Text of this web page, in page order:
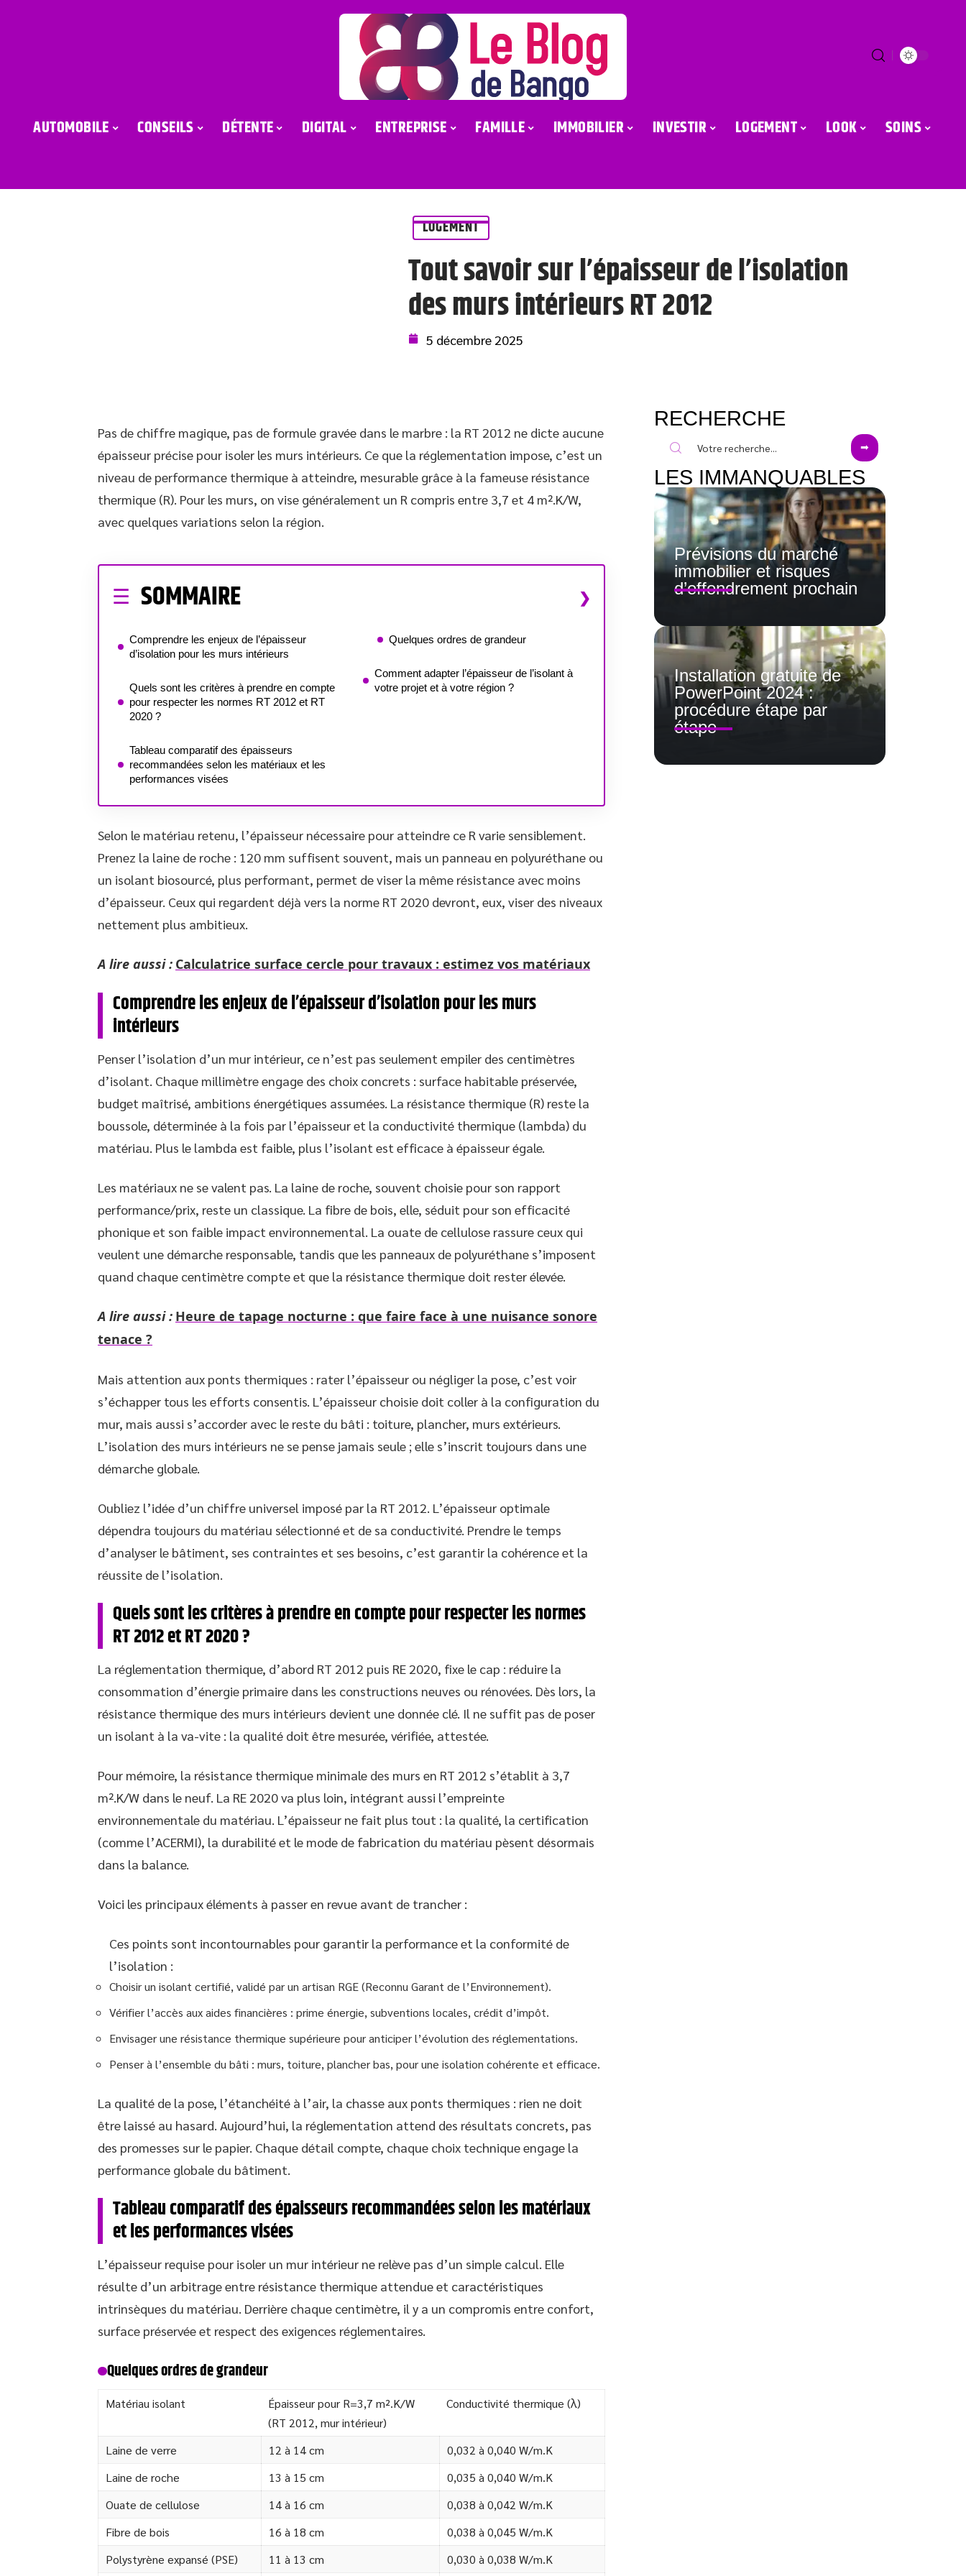
AUTOMOBILE CONSEILS DÉTENTE DIGITAL ENTREPRISE FAMILLE IMMOBILIER INVESTIR LOGEMENT LOOK SOINS
LOGEMENT
Tout savoir sur l’épaisseur de l’isolation
des murs intérieurs RT 2012
5 décembre 2025
Pas de chiffre magique, pas de formule gravée dans le marbre : la RT 2012 ne dicte aucune
épaisseur précise pour isoler les murs intérieurs. Ce que la réglementation impose, c’est un
niveau de performance thermique à atteindre, mesurable grâce à la fameuse résistance
thermique (R). Pour les murs, on vise généralement un R compris entre 3,7 et 4 m².K/W,
avec quelques variations selon la région.
SOMMAIRE
Comprendre les enjeux de l’épaisseur
d’isolation pour les murs intérieurs
Quels sont les critères à prendre en compte
pour respecter les normes RT 2012 et RT
2020 ?
Tableau comparatif des épaisseurs
recommandées selon les matériaux et les
performances visées
Quelques ordres de grandeur
Comment adapter l’épaisseur de l’isolant à
votre projet et à votre région ?
Selon le matériau retenu, l’épaisseur nécessaire pour atteindre ce R varie sensiblement.
Prenez la laine de roche : 120 mm suffisent souvent, mais un panneau en polyuréthane ou
un isolant biosourcé, plus performant, permet de viser la même résistance avec moins
d’épaisseur. Ceux qui regardent déjà vers la norme RT 2020 devront, eux, viser des niveaux
nettement plus ambitieux.
A lire aussi : Calculatrice surface cercle pour travaux : estimez vos matériaux
Comprendre les enjeux de l’épaisseur d’isolation pour les murs
intérieurs
Penser l’isolation d’un mur intérieur, ce n’est pas seulement empiler des centimètres
d’isolant. Chaque millimètre engage des choix concrets : surface habitable préservée,
budget maîtrisé, ambitions énergétiques assumées. La résistance thermique (R) reste la
boussole, déterminée à la fois par l’épaisseur et la conductivité thermique (lambda) du
matériau. Plus le lambda est faible, plus l’isolant est efficace à épaisseur égale.
Les matériaux ne se valent pas. La laine de roche, souvent choisie pour son rapport
performance/prix, reste un classique. La fibre de bois, elle, séduit pour son efficacité
phonique et son faible impact environnemental. La ouate de cellulose rassure ceux qui
veulent une démarche responsable, tandis que les panneaux de polyuréthane s’imposent
quand chaque centimètre compte et que la résistance thermique doit rester élevée.
A lire aussi : Heure de tapage nocturne : que faire face à une nuisance sonore
tenace ?
Mais attention aux ponts thermiques : rater l’épaisseur ou négliger la pose, c’est voir
s’échapper tous les efforts consentis. L’épaisseur choisie doit coller à la configuration du
mur, mais aussi s’accorder avec le reste du bâti : toiture, plancher, murs extérieurs.
L’isolation des murs intérieurs ne se pense jamais seule ; elle s’inscrit toujours dans une
démarche globale.
Oubliez l’idée d’un chiffre universel imposé par la RT 2012. L’épaisseur optimale
dépendra toujours du matériau sélectionné et de sa conductivité. Prendre le temps
d’analyser le bâtiment, ses contraintes et ses besoins, c’est garantir la cohérence et la
réussite de l’isolation.
Quels sont les critères à prendre en compte pour respecter les normes
RT 2012 et RT 2020 ?
La réglementation thermique, d’abord RT 2012 puis RE 2020, fixe le cap : réduire la
consommation d’énergie primaire dans les constructions neuves ou rénovées. Dès lors, la
résistance thermique des murs intérieurs devient une donnée clé. Il ne suffit pas de poser
un isolant à la va-vite : la qualité doit être mesurée, vérifiée, attestée.
Pour mémoire, la résistance thermique minimale des murs en RT 2012 s’établit à 3,7
m².K/W dans le neuf. La RE 2020 va plus loin, intégrant aussi l’empreinte
environnementale du matériau. L’épaisseur ne fait plus tout : la qualité, la certification
(comme l’ACERMI), la durabilité et le mode de fabrication du matériau pèsent désormais
dans la balance.
Voici les principaux éléments à passer en revue avant de trancher :
Ces points sont incontournables pour garantir la performance et la conformité de
l’isolation :
Choisir un isolant certifié, validé par un artisan RGE (Reconnu Garant de l’Environnement).
Vérifier l’accès aux aides financières : prime énergie, subventions locales, crédit d’impôt.
Envisager une résistance thermique supérieure pour anticiper l’évolution des réglementations.
Penser à l’ensemble du bâti : murs, toiture, plancher bas, pour une isolation cohérente et efficace.
La qualité de la pose, l’étanchéité à l’air, la chasse aux ponts thermiques : rien ne doit
être laissé au hasard. Aujourd’hui, la réglementation attend des résultats concrets, pas
des promesses sur le papier. Chaque détail compte, chaque choix technique engage la
performance globale du bâtiment.
Tableau comparatif des épaisseurs recommandées selon les matériaux
et les performances visées
L’épaisseur requise pour isoler un mur intérieur ne relève pas d’un simple calcul. Elle
résulte d’un arbitrage entre résistance thermique attendue et caractéristiques
intrinsèques du matériau. Derrière chaque centimètre, il y a un compromis entre confort,
surface préservée et respect des exigences réglementaires.
Quelques ordres de grandeur
Matériau isolant
Épaisseur pour R=3,7 m².K/W
(RT 2012, mur intérieur)
Conductivité thermique (λ)
Laine de verre 12 à 14 cm
0,032 à 0,040 W/m.K
Laine de roche
13 à 15 cm
0,035 à 0,040 W/m.K
Ouate de cellulose
14 à 16 cm
0,038 à 0,042 W/m.K
Fibre de bois
16 à 18 cm
0,038 à 0,045 W/m.K
Polystyrène expansé (PSE)
11 à 13 cm 0,030 à 0,038 W/m.K
RECHERCHE
LES IMMANQUABLES
Prévisions du marché
immobilier et risques
d’effondrement prochain
Installation gratuite de
PowerPoint 2024 :
procédure étape par
étape